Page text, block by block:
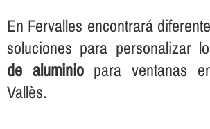
En Fervalles encontrará
soluciones para personalizar
de aluminiopara ventanas
Vallès.